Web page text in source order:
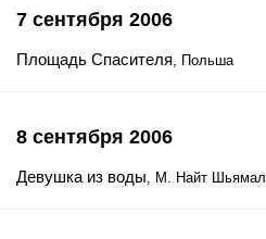
7 сентября 2006
Площадь Спасителя, Польша
8 сентября 2006
Девушка из воды, М. Найт